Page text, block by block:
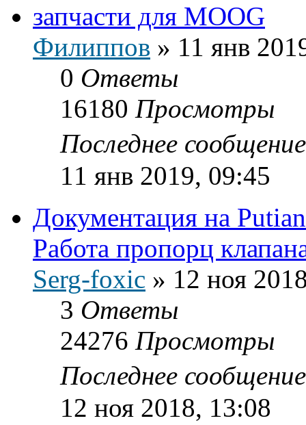
запчасти для MOOG
Филиппов » 11 янв
0 Ответы
16180 Просмотры
Последнее
11 янв 2019, 09:45
Документация на
Работа пропорц
Serg-foxic » 12 ноя
3 Ответы
24276 Просмотры
Последнее
12 ноя 2018, 13:08